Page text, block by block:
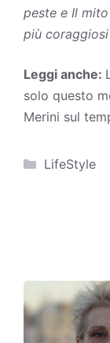
peste e Il
più
Leggi anche:
solo questo
Merini sul
Categorie
LifeStyle